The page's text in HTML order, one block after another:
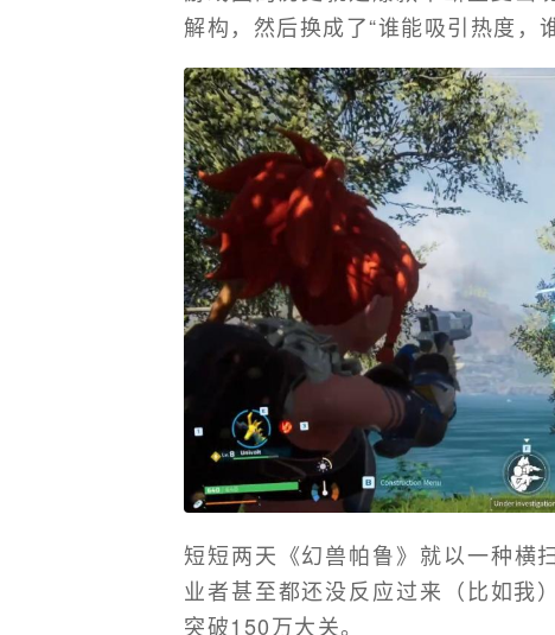
解构，然后换成了“谁能吸引热度，
短短两天《幻兽帕鲁》就以一种横
业者甚至都还没反应过来（比如我
突破150万大关。